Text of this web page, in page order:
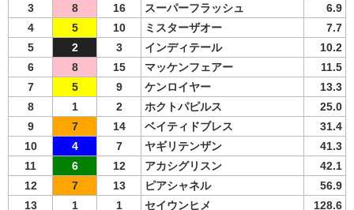
3
8 16 スーパーフラッシュ
6.9
4
5 10 ミスターザオー
7.7
5
2 3 インディテール
10.2
6
8 15 マッケンフェアー
11.5
7
5 9 ケンロイヤー
13.3
8
1 2 ホクトパピルス
25.0
9
7 14 ベイティドブレス
31.4
10
4 7 ヤギリテンザン
41.3
11
6 12 アカシグリスン
42.1
12
7 13 ピアシャネル
56.9
13
1 1 セイウンヒメ 128.6